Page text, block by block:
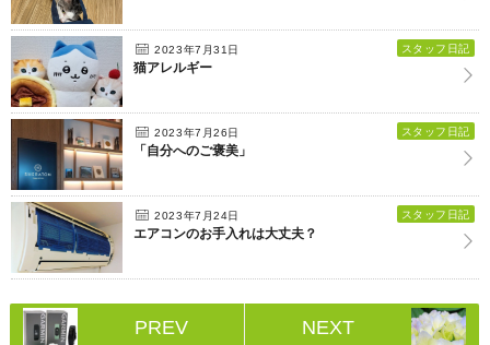
2023年7月31日 スタッフ日記
猫アレルギー
2023年7月26日 スタッフ日記
「自分へのご褒美」
2023年7月24日 スタッフ日記
エアコンのお手入れは大丈夫？
PREV NEXT